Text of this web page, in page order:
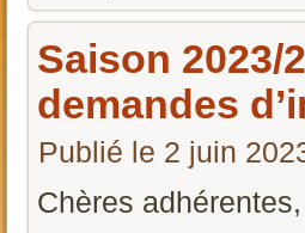
Saison 2023/
demandes
Publié le 2 juin
Chères